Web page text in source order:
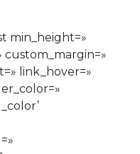
min_height=»
custom_margin=»
link_hover=»